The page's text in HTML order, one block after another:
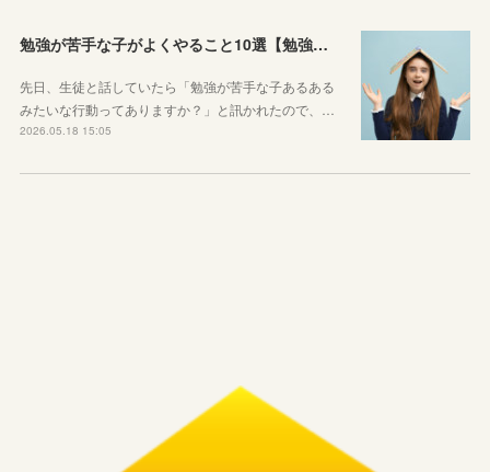
勉強が苦手な子がよくやること10選【勉強苦手あるある】
先日、生徒と話していたら「勉強が苦手な子あるある
みたいな行動ってありますか？」と訊かれたので、…
2026.05.18 15:05